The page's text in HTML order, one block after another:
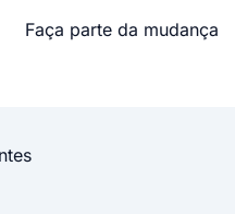
Faça parte da mudança